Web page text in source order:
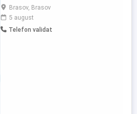
contactează-mă! Fie că își dorești o
ședință foto boudoir sau nud pentru OnlyF
sau doar pentru tine, nu ezita să îmi
împărtășești dorințele și le transpunem în
Brasov, Brasov
5 august
Telefon validat